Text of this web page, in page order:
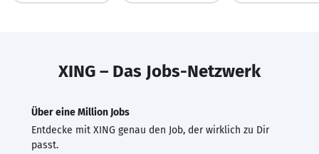
XING – Das Jobs-Netzwerk
Über eine Million Jobs
Entdecke mit XING genau den Job, der wirklich zu Dir
passt.